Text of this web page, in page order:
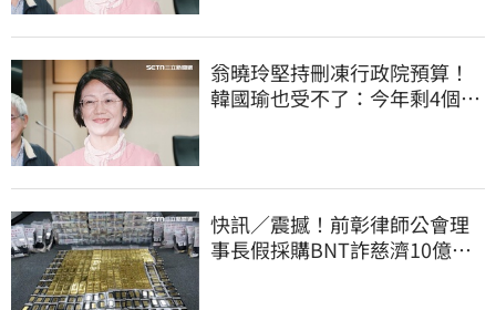
翁曉玲堅持刪凍行政院預算！
韓國瑜也受不了：今年剩4個月
快訊／震撼！前彰律師公會理
事長假採購BNT詐慈濟10億、